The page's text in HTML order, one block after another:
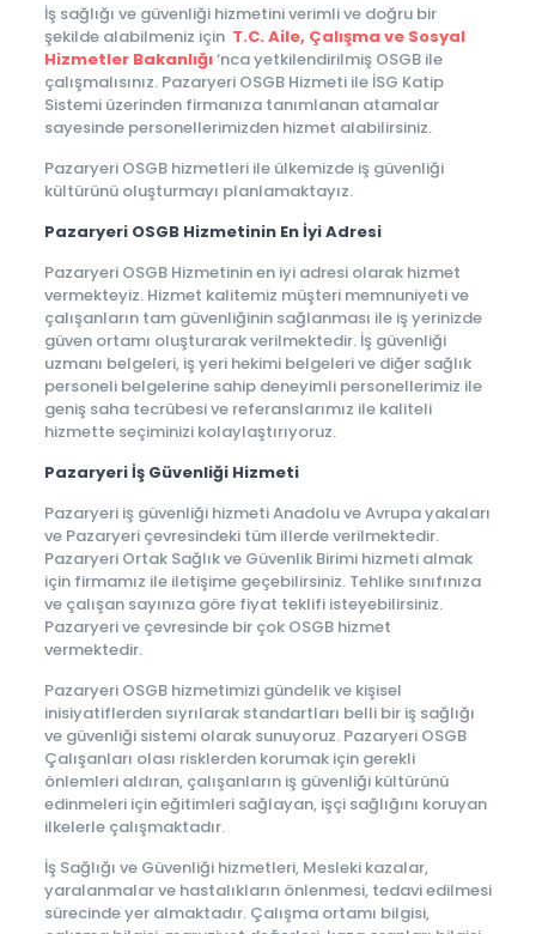
İş sağlığı ve güvenliği hizmetini verimli ve doğru bir
şekilde alabilmeniz için T.C. Aile, Çalışma ve Sosyal
Hizmetler Bakanlığı‘nca yetkilendirilmiş OSGB ile
çalışmalısınız. Pazaryeri OSGB Hizmeti ile İSG Katip
Sistemi üzerinden firmanıza tanımlanan atamalar
sayesinde personellerimizden hizmet alabilirsiniz.
Pazaryeri OSGB hizmetleri ile ülkemizde iş güvenliği
kültürünü oluşturmayı planlamaktayız.
Pazaryeri OSGB Hizmetinin En İyi Adresi
Pazaryeri OSGB Hizmetinin en iyi adresi olarak hizmet
vermekteyiz. Hizmet kalitemiz müşteri memnuniyeti ve
çalışanların tam güvenliğinin sağlanması ile iş yerinizde
güven ortamı oluşturarak verilmektedir. İş güvenliği
uzmanı belgeleri, iş yeri hekimi belgeleri ve diğer sağlık
personeli belgelerine sahip deneyimli personellerimiz ile
geniş saha tecrübesi ve referanslarımız ile kaliteli
hizmette seçiminizi kolaylaştırıyoruz.
Pazaryeri İş Güvenliği Hizmeti
Pazaryeri iş güvenliği hizmeti Anadolu ve Avrupa yakaları
ve Pazaryeri çevresindeki tüm illerde verilmektedir.
Pazaryeri Ortak Sağlık ve Güvenlik Birimi hizmeti almak
için firmamız ile iletişime geçebilirsiniz. Tehlike sınıfınıza
ve çalışan sayınıza göre fiyat teklifi isteyebilirsiniz.
Pazaryeri ve çevresinde bir çok OSGB hizmet
vermektedir.
Pazaryeri OSGB hizmetimizi gündelik ve kişisel
inisiyatiflerden sıyrılarak standartları belli bir iş sağlığı
ve güvenliği sistemi olarak sunuyoruz. Pazaryeri OSGB
Çalışanları olası risklerden korumak için gerekli
önlemleri aldıran, çalışanların iş güvenliği kültürünü
edinmeleri için eğitimleri sağlayan, işçi sağlığını koruyan
ilkelerle çalışmaktadır.
İş Sağlığı ve Güvenliği hizmetleri, Mesleki kazalar,
yaralanmalar ve hastalıkların önlenmesi, tedavi edilmesi
sürecinde yer almaktadır. Çalışma ortamı bilgisi,